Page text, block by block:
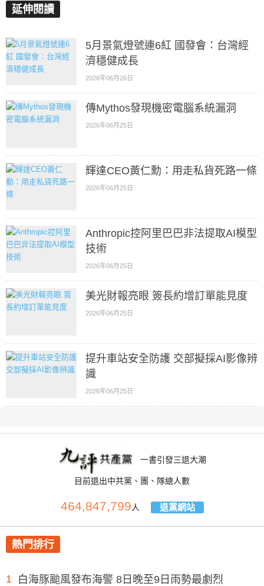
延伸閱讀
5月景氣燈號連6紅 國發會：台灣經
濟穩健成長
2026年06月26日
傳Mythos發現機密電腦系統漏洞
2026年06月25日
輝達CEO黃仁勳：用走私貨死路一條
2026年06月25日
Anthropic控阿里巴巴非法提取AI模型
技術
2026年06月25日
美光財報亮眼 簽長約增訂單能見度
2026年06月25日
提升車站安全防護 交部擬採AI影像辨
識
2026年06月25日
一書引發三退大潮
目前退出中共黨、團、隊總人數
464,847,799人 退黨網站
熱門排行
1 白海豚颱風發布海警 8日晚至9日雨勢最劇烈